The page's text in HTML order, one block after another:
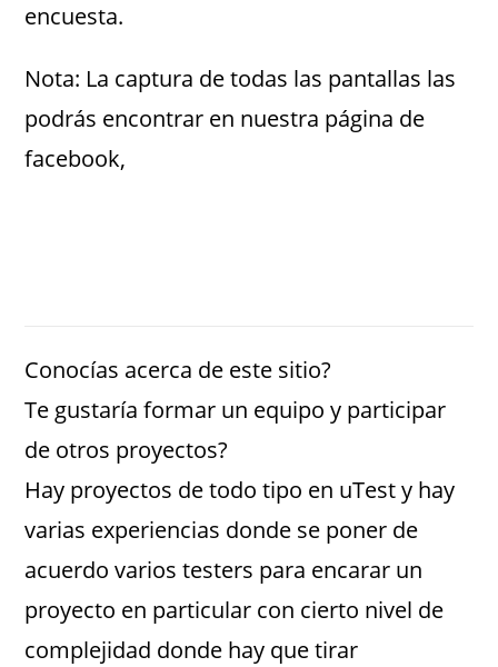
encuesta.
Nota: La captura de todas las pantallas las
podrás encontrar en nuestra página de
facebook,
Conocías acerca de este sitio?
Te gustaría formar un equipo y participar
de otros proyectos?
Hay proyectos de todo tipo en uTest y hay
varias experiencias donde se poner de
acuerdo varios testers para encarar un
proyecto en particular con cierto nivel de
complejidad donde hay que tirar